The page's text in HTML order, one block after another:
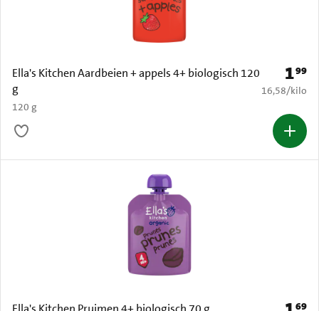
Ella's Kitchen Aardbeien + appels 4+ biologisch 120
g
120 g
Prijs:
199
€ 16,58 per
16,58/kilo
Prijs:
69